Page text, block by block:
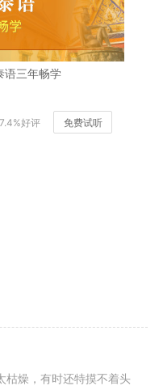
语三年畅学
好评 免费试听
枯燥，有时还特摸不着头